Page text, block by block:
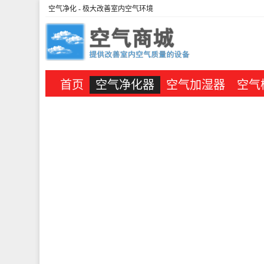
空气净化 - 极大改善室内空气环境
首页 空气净化器 空气加湿器 空气